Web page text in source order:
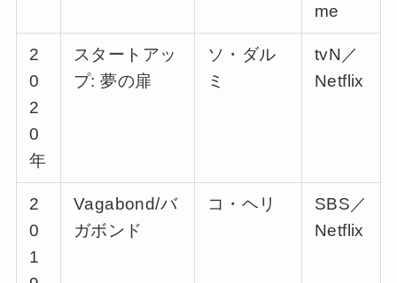
me
2
0
2
0
年
スタートアッ
プ: 夢の扉
ソ・ダル
ミ
tvN／
Netflix
2
0
1
Vagabond/バ
ガボンド
コ・ヘリ
SBS／
Netflix